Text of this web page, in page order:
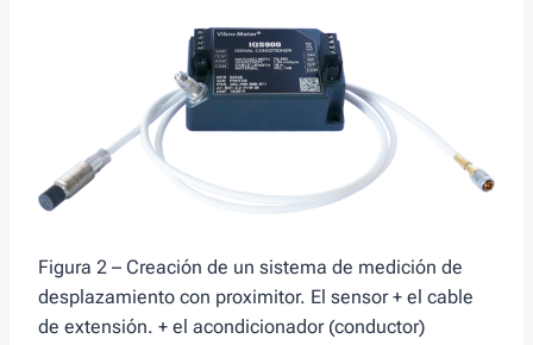
Figura 2 – Creación de un sistema de medición de
desplazamiento con proximitor. El sensor + el cable
de extensión. + el acondicionador (conductor)